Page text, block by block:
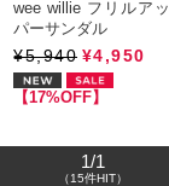
wee willie フリルアッ
パーサンダル
¥5,940 ¥4,950
【17%OFF】
1/1
（15件HIT）